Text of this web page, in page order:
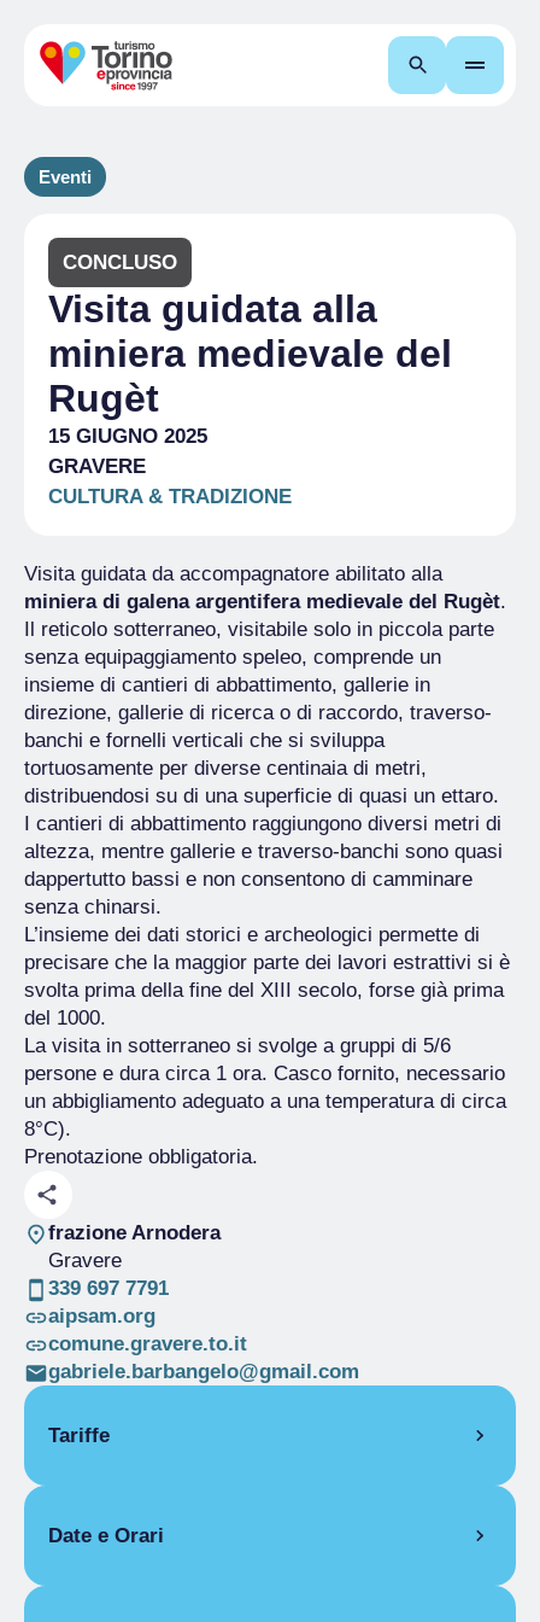
Cerca
Eventi
CONCLUSO
Visita guidata alla
miniera medievale del
Rugèt
15 GIUGNO 2025
GRAVERE
CULTURA & TRADIZIONE
Visita guidata da accompagnatore abilitato alla
miniera di galena argentifera medievale del Rugèt.
Il reticolo sotterraneo, visitabile solo in piccola parte
senza equipaggiamento speleo, comprende un
insieme di cantieri di abbattimento, gallerie in
direzione, gallerie di ricerca o di raccordo, traverso-
banchi e fornelli verticali che si sviluppa
tortuosamente per diverse centinaia di metri,
distribuendosi su di una superficie di quasi un ettaro.
I cantieri di abbattimento raggiungono diversi metri di
altezza, mentre gallerie e traverso-banchi sono quasi
dappertutto bassi e non consentono di camminare
senza chinarsi.
L’insieme dei dati storici e archeologici permette di
precisare che la maggior parte dei lavori estrattivi si è
svolta prima della fine del XIII secolo, forse già prima
del 1000.
La visita in sotterraneo si svolge a gruppi di 5/6
persone e dura circa 1 ora. Casco fornito, necessario
un abbigliamento adeguato a una temperatura di circa
8°C).
Prenotazione obbligatoria.
frazione Arnodera
Gravere
339 697 7791
aipsam.org
comune.gravere.to.it
gabriele.barbangelo@gmail.com
Tariffe
Date e Orari